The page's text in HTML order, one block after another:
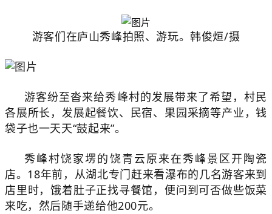
游客们在庐山秀峰拍照、游玩。韩俊烜/摄
游客纷至沓来给秀峰村的发展带来了希望，村民
各展所长，发展起餐饮、民宿、果园采摘等产业，钱
袋子也一天天“鼓起来”。
秀峰村饶家塄的饶青云原来在秀峰景区开陶瓷
店。18年前，从湖北专门赶来看瀑布的几名游客来到
店里时，饿着肚子正找寻餐馆，便问到可否做些饭菜
来吃，然后随手递给他200元。